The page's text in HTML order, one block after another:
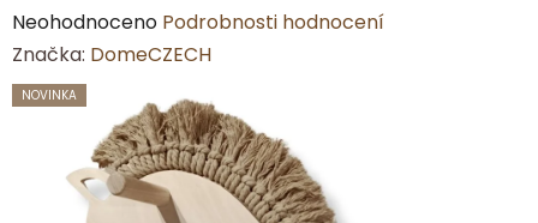
Průměrné
hodnocení
produktu
Neohodnoceno Podrobnosti hodnocení
Značka: DomeCZECH
NOVINKA